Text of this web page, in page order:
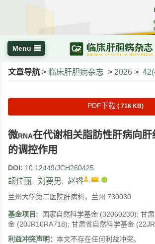
Menu
文章导航 > 临床肝胆病杂志 > 2026 >
PDF下载 ( 716 KB)
微RNA在代谢相关脂肪性肝病向肝
的调控作用
DOI: 10.12449/JCH260425
颉佳丽, 刘要男, 赵睿 , ,
兰州大学第二医院肝病科，兰州 730030
基金项目: 国家自然科学基金 (32060230); 甘
金 (20JR10RA718); 甘肃省自然科学基金
利益冲突声明： 本文不存在任何利益冲突。